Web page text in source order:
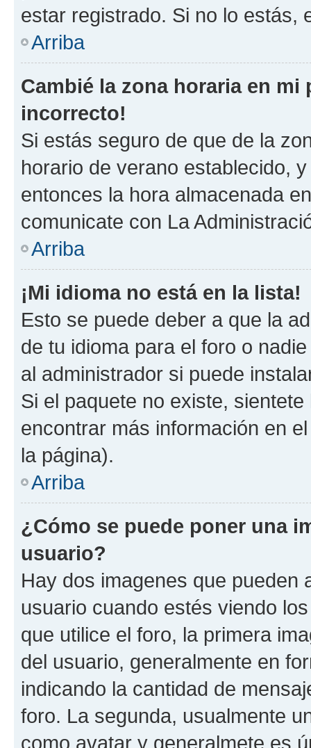
estar registrado. Si no lo estás,
Arriba
Cambié la zona horaria en
incorrecto!
Si estás seguro de que de la
horario de verano establecido,
entonces la hora almacenada
comunicate con La
Arriba
¡Mi idioma no está en la lista!
Esto se puede deber a que la
de tu idioma para el foro o
al administrador si puede
Si el paquete no existe,
encontrar más información en
la página).
Arriba
¿Cómo se puede poner una
usuario?
Hay dos imagenes que pueden
usuario cuando estés viendo
que utilice el foro, la primera
del usuario, generalmente en
indicando la cantidad de
foro. La segunda, usualmente
como avatar y generalmete es